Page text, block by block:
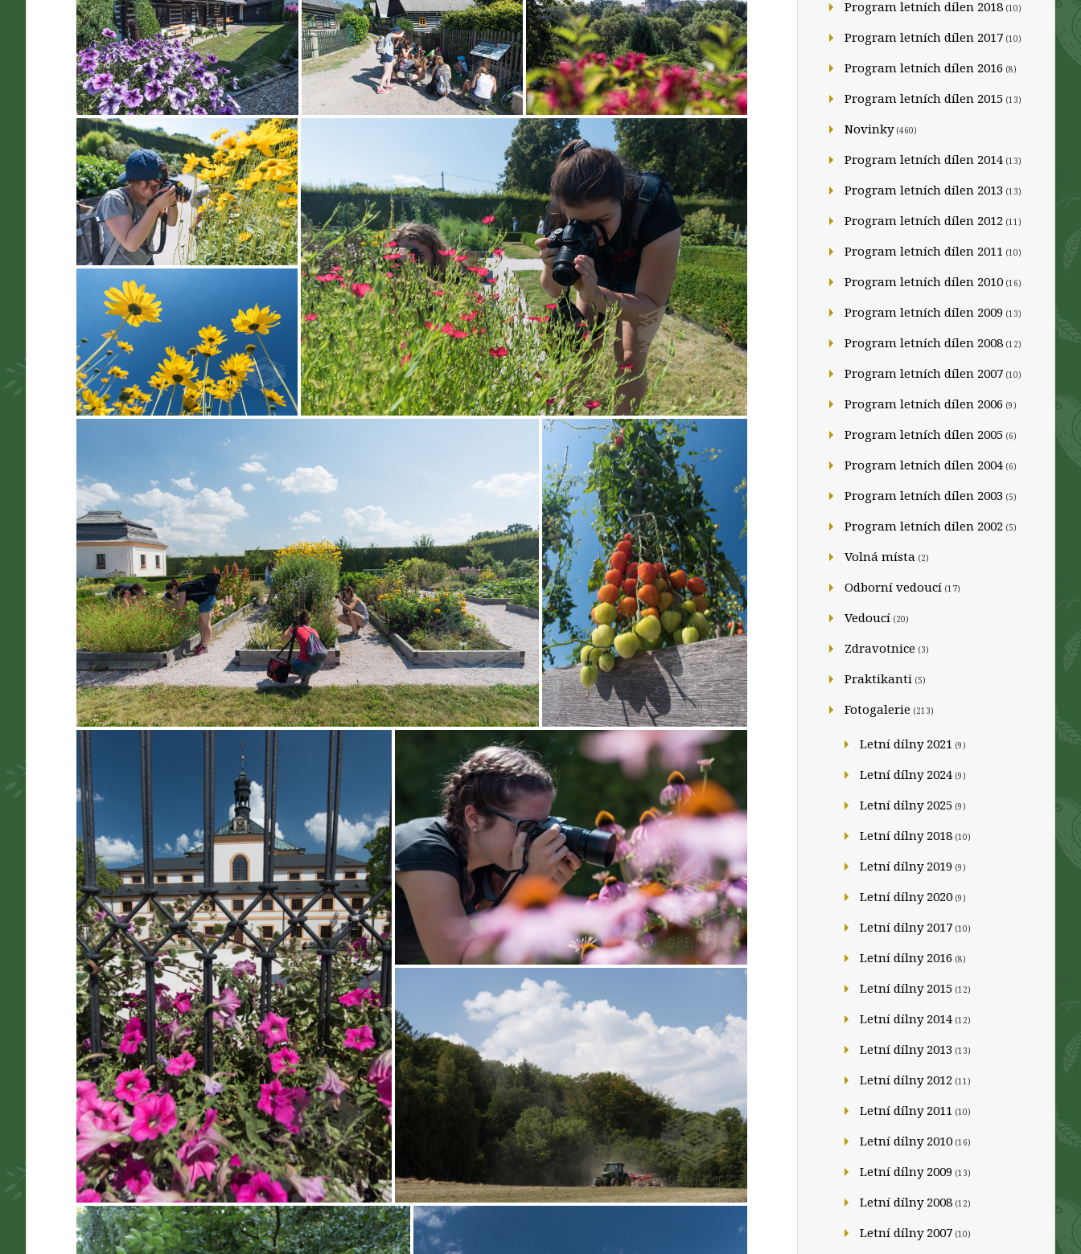
Program letních dílen 2018 (10)
Program letních dílen 2017 (10)
Program letních dílen 2016 (8)
Program letních dílen 2015 (13)
Novinky(460)
Program letních dílen 2014 (13)
Program letních dílen 2013 (13)
Program letních dílen 2012 (11)
Program letních dílen 2011 (10)
Program letních dílen 2010 (16)
Program letních dílen 2009 (13)
Program letních dílen 2008 (12)
Program letních dílen 2007 (10)
Program letních dílen 2006 (9)
Program letních dílen 2005 (6)
Program letních dílen 2004 (6)
Program letních dílen 2003 (5)
Program letních dílen 2002 (5)
Volná místa (2)
Odborní vedoucí (17)
Vedoucí (20)
Zdravotnice (3)
Praktikanti (5)
Fotogalerie (213)
Letní dílny 2021 (9)
Letní dílny 2024 (9)
Letní dílny 2025 (9)
Letní dílny 2018 (10)
Letní dílny 2019 (9)
Letní dílny 2020 (9)
Letní dílny 2017 (10)
Letní dílny 2016 (8)
Letní dílny 2015 (12)
Letní dílny 2014 (12)
Letní dílny 2013 (13)
Letní dílny 2012 (11)
Letní dílny 2011 (10)
Letní dílny 2010 (16)
Letní dílny 2009 (13)
Letní dílny 2008 (12)
Letní dílny 2007 (10)